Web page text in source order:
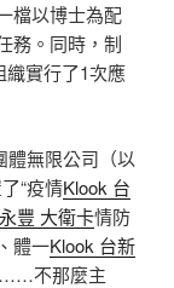
檔以博士為配
務。同時，制
織實行了1次應
體無限公司（以
“疫情Klook 台
豐 大衛卡情防
體一Klook 台新
……不那麼主